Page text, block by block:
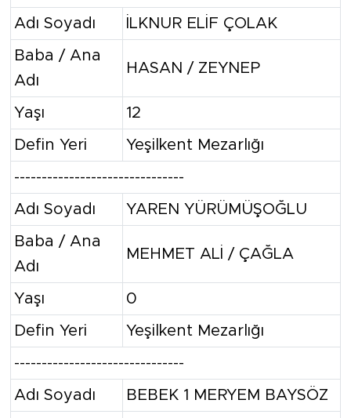
Adı Soyadı İLKNUR ELİF ÇOLAK
Baba / Ana
Adı
HASAN / ZEYNEP
Yaşı 12
Defin Yeri Yeşilkent Mezarlığı
-------------------------------
Adı Soyadı YAREN YÜRÜMÜŞOĞLU
Baba / Ana
Adı
MEHMET ALİ / ÇAĞLA
Yaşı 0
Defin Yeri Yeşilkent Mezarlığı
-------------------------------
Adı Soyadı BEBEK 1 MERYEM BAYSÖZ